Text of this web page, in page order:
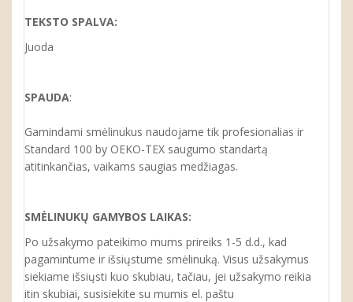
TEKSTO SPALVA:
Juoda
SPAUDA:
Gamindami smėlinukus naudojame tik profesionalias ir
Standard 100 by OEKO-TEX saugumo standartą
atitinkančias, vaikams saugias medžiagas.
SMĖLINUKŲ GAMYBOS LAIKAS:
Po užsakymo pateikimo mums prireiks 1-5 d.d., kad
pagamintume ir išsiųstume smėlinuką. Visus užsakymus
siekiame išsiųsti kuo skubiau, tačiau, jei užsakymo reikia
itin skubiai, susisiekite su mumis el. paštu